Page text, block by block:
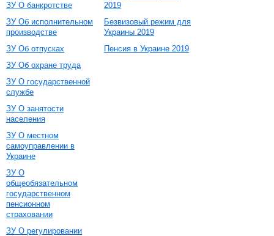
ЗУ О банкротстве
ЗУ Об исполнительном
производстве
ЗУ Об отпусках
ЗУ Об охране труда
ЗУ О государственной
службе
ЗУ О занятости
населения
ЗУ О местном
самоуправлении в
Украине
ЗУ О
общеобязательном
государственном
пенсионном
страховании
ЗУ О регулировании
2019
Безвизовый режим для
Украины 2019
Пенсия в Украине 2019